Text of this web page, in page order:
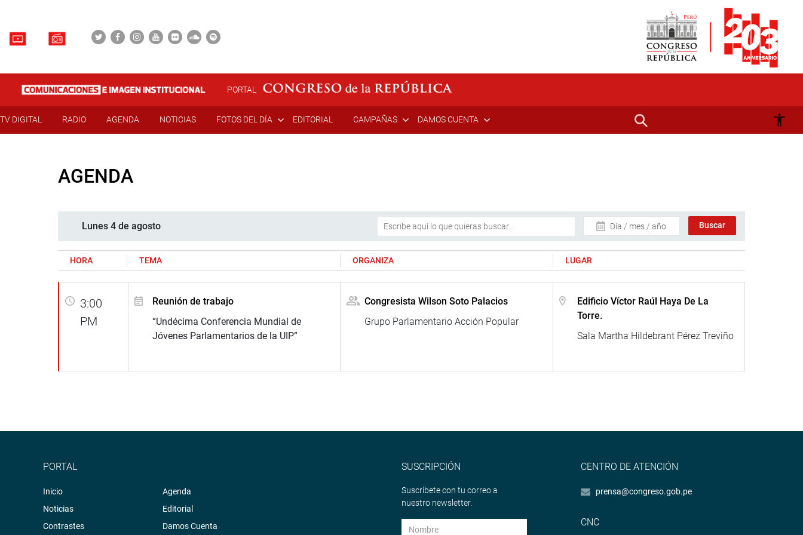
PORTAL
TV DIGITAL RADIO AGENDA NOTICIAS FOTOS DEL DÍA EDITORIAL CAMPAÑAS DAMOS CUENTA
AGENDA
Lunes 4 de agosto Día / mes / año
HORA TEMA ORGANIZA LUGAR
3:00
PM
Reunión de trabajo
“Undécima Conferencia Mundial de
Jóvenes Parlamentarios de la UIP”
Congresista Wilson Soto Palacios
Grupo Parlamentario Acción Popular
Edificio Víctor Raúl Haya De La
Torre.
Sala Martha Hildebrant Pérez Treviño
PORTAL
Inicio
Noticias
Contrastes
Agenda
Editorial
Damos Cuenta
SUSCRIPCIÓN
Suscríbete con tu correo a
nuestro newsletter.
CENTRO DE ATENCIÓN
prensa@congreso.gob.pe
CNC